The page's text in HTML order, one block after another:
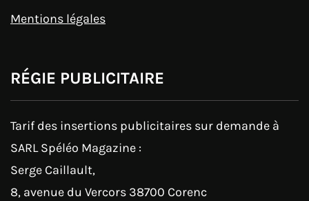
Mentions légales
RÉGIE PUBLICITAIRE
Tarif des insertions publicitaires sur demande à
SARL Spéléo Magazine :
Serge Caillault,
8, avenue du Vercors 38700 Corenc